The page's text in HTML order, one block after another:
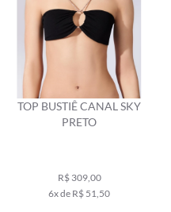
TOP BUSTIÊ CANAL SKY
PRETO
R$ 309,00
6x de R$ 51,50